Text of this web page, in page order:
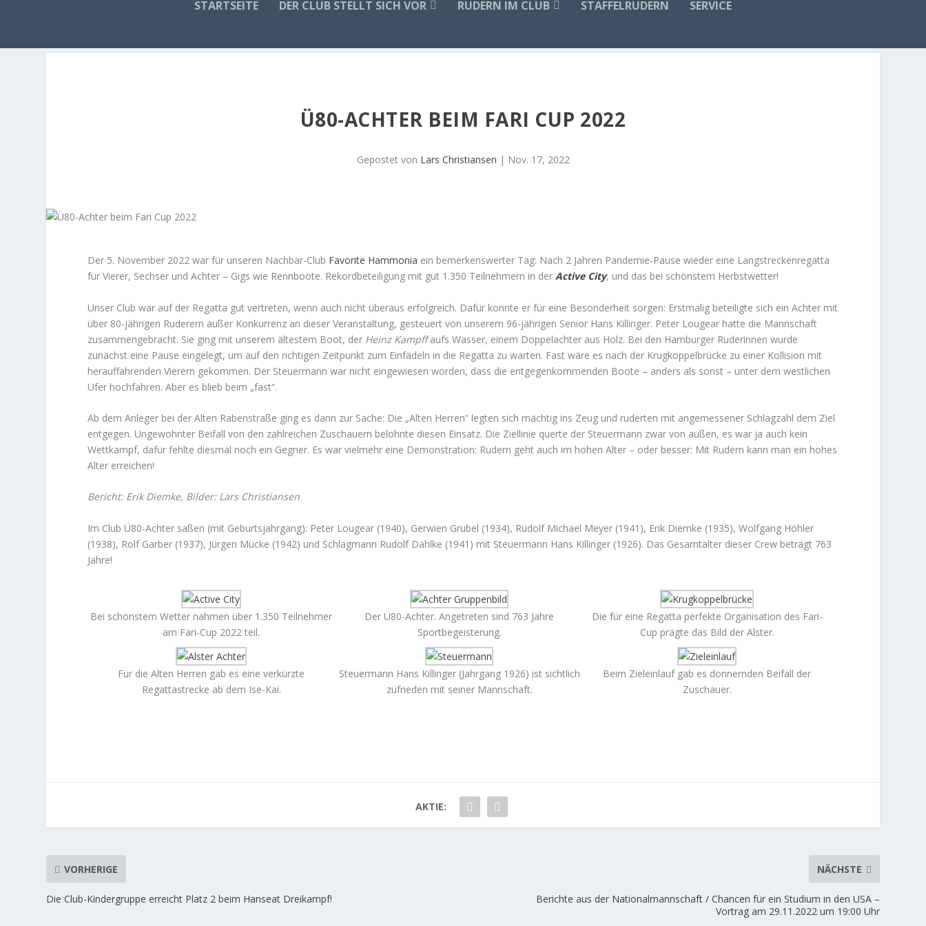
STARTSEITE DER CLUB STELLT SICH VOR RUDERN IM CLUB STAFFELRUDERN SERVICE
Ü80-ACHTER BEIM FARI CUP 2022
Gepostet von Lars Christiansen | Nov. 17, 2022
Der 5. November 2022 war für unseren Nachbar-Club Favorite Hammonia ein bemerkenswerter Tag: Nach 2 Jahren Pandemie-Pause wieder eine Langstreckenregatta
für Vierer, Sechser und Achter – Gigs wie Rennboote. Rekordbeteiligung mit gut 1.350 Teilnehmern in derActive City, und das bei schönstem Herbstwetter!
Unser Club war auf der Regatta gut vertreten, wenn auch nicht überaus erfolgreich. Dafür konnte er für eine Besonderheit sorgen: Erstmalig beteiligte sich ein Achter mit
über 80-jährigen Ruderern außer Konkurrenz an dieser Veranstaltung, gesteuert von unserem 96-jährigen Senior Hans Killinger. Peter Lougear hatte die Mannschaft
zusammengebracht. Sie ging mit unserem ältestem Boot, der Heinz Kampffaufs Wasser, einem Doppelachter aus Holz. Bei den Hamburger Ruderinnen wurde
zunächst eine Pause eingelegt, um auf den richtigen Zeitpunkt zum Einfädeln in die Regatta zu warten. Fast wäre es nach der Krugkoppelbrücke zu einer Kollision mit
herauffahrenden Vierern gekommen. Der Steuermann war nicht eingewiesen worden, dass die entgegenkommenden Boote – anders als sonst – unter dem westlichen
Ufer hochfahren. Aber es blieb beim „fast“.
Ab dem Anleger bei der Alten Rabenstraße ging es dann zur Sache: Die „Alten Herren“ legten sich mächtig ins Zeug und ruderten mit angemessener Schlagzahl dem Ziel
entgegen. Ungewohnter Beifall von den zahlreichen Zuschauern belohnte diesen Einsatz. Die Ziellinie querte der Steuermann zwar von außen, es war ja auch kein
Wettkampf, dafür fehlte diesmal noch ein Gegner. Es war vielmehr eine Demonstration: Rudern geht auch im hohen Alter – oder besser: Mit Rudern kann man ein hohes
Alter erreichen!
Bericht: Erik Diemke, Bilder: Lars Christiansen
Im Club Ü80-Achter saßen (mit Geburtsjahrgang): Peter Lougear (1940), Gerwien Grubel (1934), Rudolf Michael Meyer (1941), Erik Diemke (1935), Wolfgang Höhler
(1938), Rolf Garber (1937), Jürgen Mücke (1942) und Schlagmann Rudolf Dahlke (1941) mit Steuermann Hans Killinger (1926). Das Gesamtalter dieser Crew beträgt 763
Jahre!
Bei schönstem Wetter nahmen über 1.350 Teilnehmer
am Fari-Cup 2022 teil.
Der Ü80-Achter. Angetreten sind 763 Jahre
Sportbegeisterung.
Die für eine Regatta perfekte Organisation des Fari-
Cup prägte das Bild der Alster.
Für die Alten Herren gab es eine verkürzte
Regattastrecke ab dem Ise-Kai.
Steuermann Hans Killinger (Jahrgang 1926) ist sichtlich
zufrieden mit seiner Mannschaft.
Beim Zieleinlauf gab es donnernden Beifall der
Zuschauer.
AKTIE:
VORHERIGE
Die Club-Kindergruppe erreicht Platz 2 beim Hanseat Dreikampf!
NÄCHSTE
Berichte aus der Nationalmannschaft / Chancen für ein Studium in den USA –
Vortrag am 29.11.2022 um 19:00 Uhr